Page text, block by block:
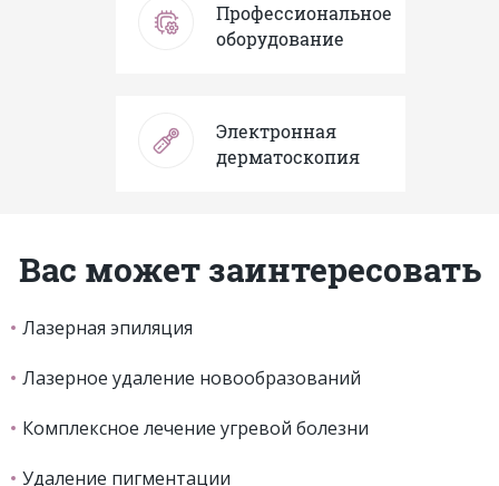
Профессиональное
оборудование
Электронная
дерматоскопия
Вас может заинтересовать
Лазерная эпиляция
Лазерное удаление новообразований
Комплексное лечение угревой болезни
Удаление пигментации